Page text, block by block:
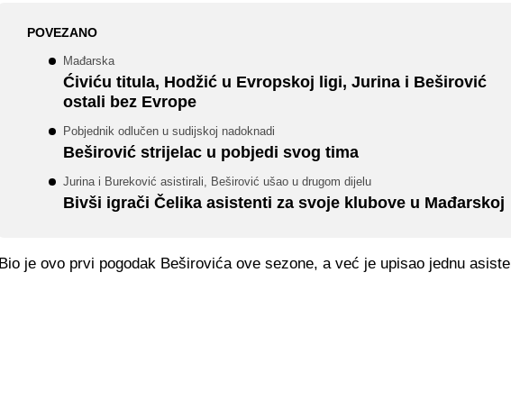
POVEZANO
Mađarska
Ćiviću titula, Hodžić u Evropskoj ligi, Jurina i Beširović
ostali bez Evrope
Pobjednik odlučen u sudijskoj nadoknadi
Beširović strijelac u pobjedi svog tima
Jurina i Bureković asistirali, Beširović ušao u drugom dijelu
Bivši igrači Čelika asistenti za svoje klubove u Mađarskoj
Bio je ovo prvi pogodak Beširovića ove sezone, a već je upisao jednu